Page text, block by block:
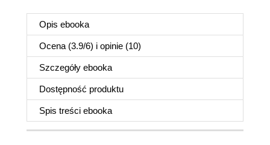
Opis ebooka
Ocena (3.9/6) i opinie (10)
Szczegóły ebooka
Dostępność produktu
Spis treści ebooka